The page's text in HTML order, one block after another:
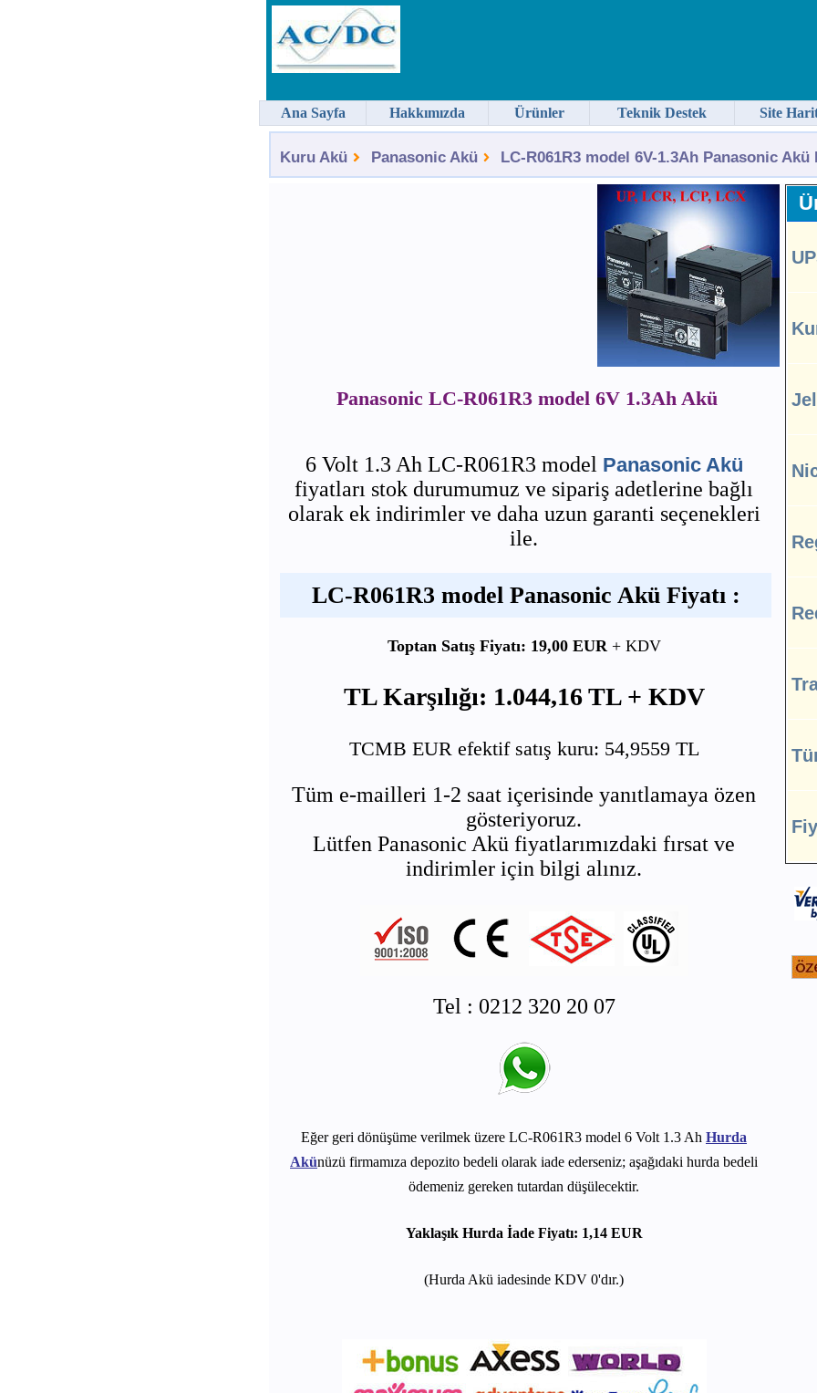
Kuru Akü Panasonic Akü LC-R061R3 model 6V-1.3Ah Panasonic Akü
Panasonic LC-R061R3 model 6V 1.3Ah Akü
6 Volt 1.3 Ah LC-R061R3 model Panasonic Akü
fiyatları stok durumumuz ve sipariş adetlerine bağlı
olarak ek indirimler ve daha uzun garanti seçenekleri
ile.
LC-R061R3 model Panasonic Akü Fiyatı :
Toptan Satış Fiyatı: 19,00 EUR + KDV
TL Karşılığı: 1.044,16 TL + KDV
TCMB EUR efektif satış kuru: 54,9559 TL
Tüm e-mailleri 1-2 saat içerisinde yanıtlamaya özen
gösteriyoruz.
Lütfen Panasonic Akü fiyatlarımızdaki fırsat ve
indirimler için bilgi alınız.
Tel : 0212 320 20 07
Eğer geri dönüşüme verilmek üzere LC-R061R3 model 6 Volt 1.3 Ah Hurda
Akünüzü firmamıza depozito bedeli olarak iade ederseniz; aşağıdaki hurda bedeli
ödemeniz gereken tutardan düşülecektir.
Yaklaşık Hurda İade Fiyatı: 1,14 EUR
(Hurda Akü iadesinde KDV 0'dır.)
Ana Sayfa Hakkımızda Ürünler Teknik Destek Site